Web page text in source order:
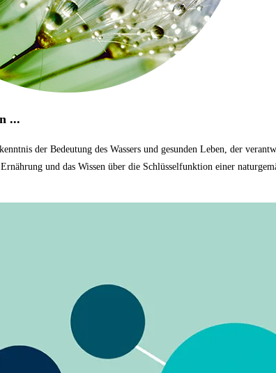
...
der Bedeutung des Wassers und gesunden Leben, der
und das Wissen über die Schlüsselfunktion einer